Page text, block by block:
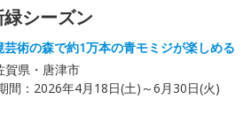
シーズン
芸術の森で約1万本の青モミジが楽しめる
賀県・唐津市
間： 2026年4月18日(土)～6月30日(火)